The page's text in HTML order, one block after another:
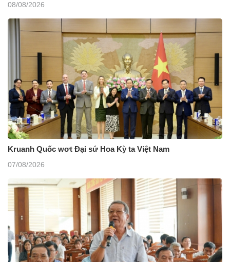
08/08/2026
Kruanh Quốc wơt Đại sứ Hoa Kỳ ta Việt Nam
07/08/2026